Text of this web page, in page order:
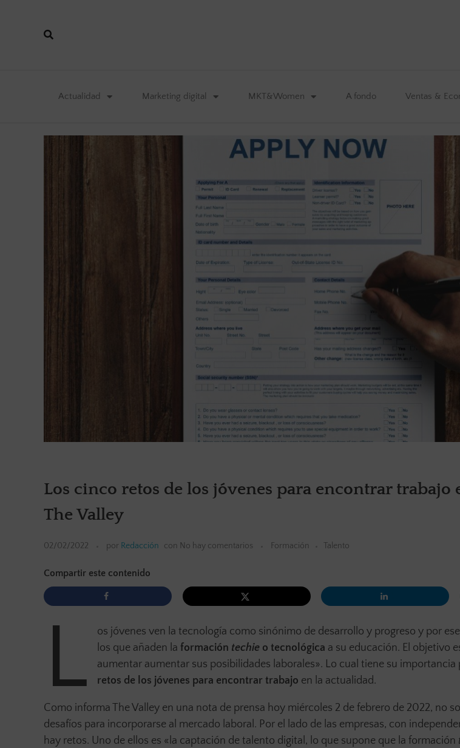
Actualidad Marketing digital MKT&Women A fondo Ventas &
Los cinco retos de los jóvenes para encontrar trabajo
The Valley
02/02/2022 por Redacción con No hay comentarios Formación Talento
Compartir este contenido
L
os jóvenes ven la tecnología como sinónimo de desarrollo y progreso y por
los que añaden la formación techie o tecnológica a su educación. El objetivo
aumentar aumentar sus posibilidades laborales». Lo cual tiene su importancia
retos de los jóvenes para encontrar trabajo en la actualidad.
Como informa The Valley en una nota de prensa hoy miércoles 2 de febrero de 2022, no
desafíos para incorporarse al mercado laboral. Por el lado de las empresas, con
hay retos. Uno de ellos es «la captación de talento digital, lo que supone que la formación